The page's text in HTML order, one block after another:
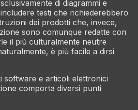
di diagrammi e
testi che richiederebbero
dei prodotti che, invece,
sono comunque redatte con
il più culturalmente neutre
è più facile a dirsi
software e articoli elettronici
comporta diversi punti